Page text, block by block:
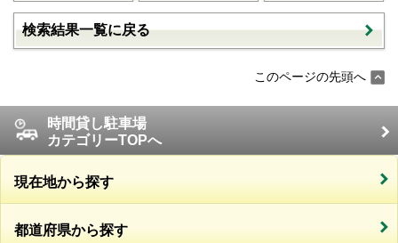
検索結果一覧に戻る
このページの先頭へ
時間貸し駐車場
カテゴリーTOPへ
現在地から探す
都道府県から探す